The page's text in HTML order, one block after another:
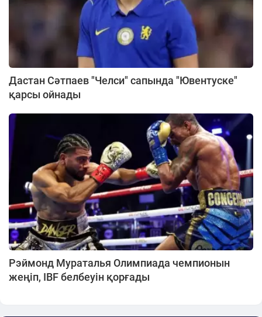
Дастан Сәтпаев "Челси" сапында "Ювентуске"
қарсы ойнады
Рэймонд Мураталья Олимпиада чемпионын
жеңіп, IBF белбеуін қорғады